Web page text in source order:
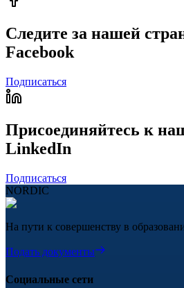
Следите за нашей
Facebook
Подписаться
Присоединяйтесь к
LinkedIn
Подписаться
NORDIC
На пути к совершенству в
Подать документы
Социальные сети